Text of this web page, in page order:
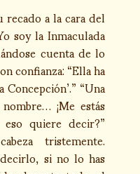
a la cara del
soy la Inmaculada
cuenta de lo
confianza: “Ella ha
“Una
¡Me estás
quiere decir?”
tristemente.
si no lo has